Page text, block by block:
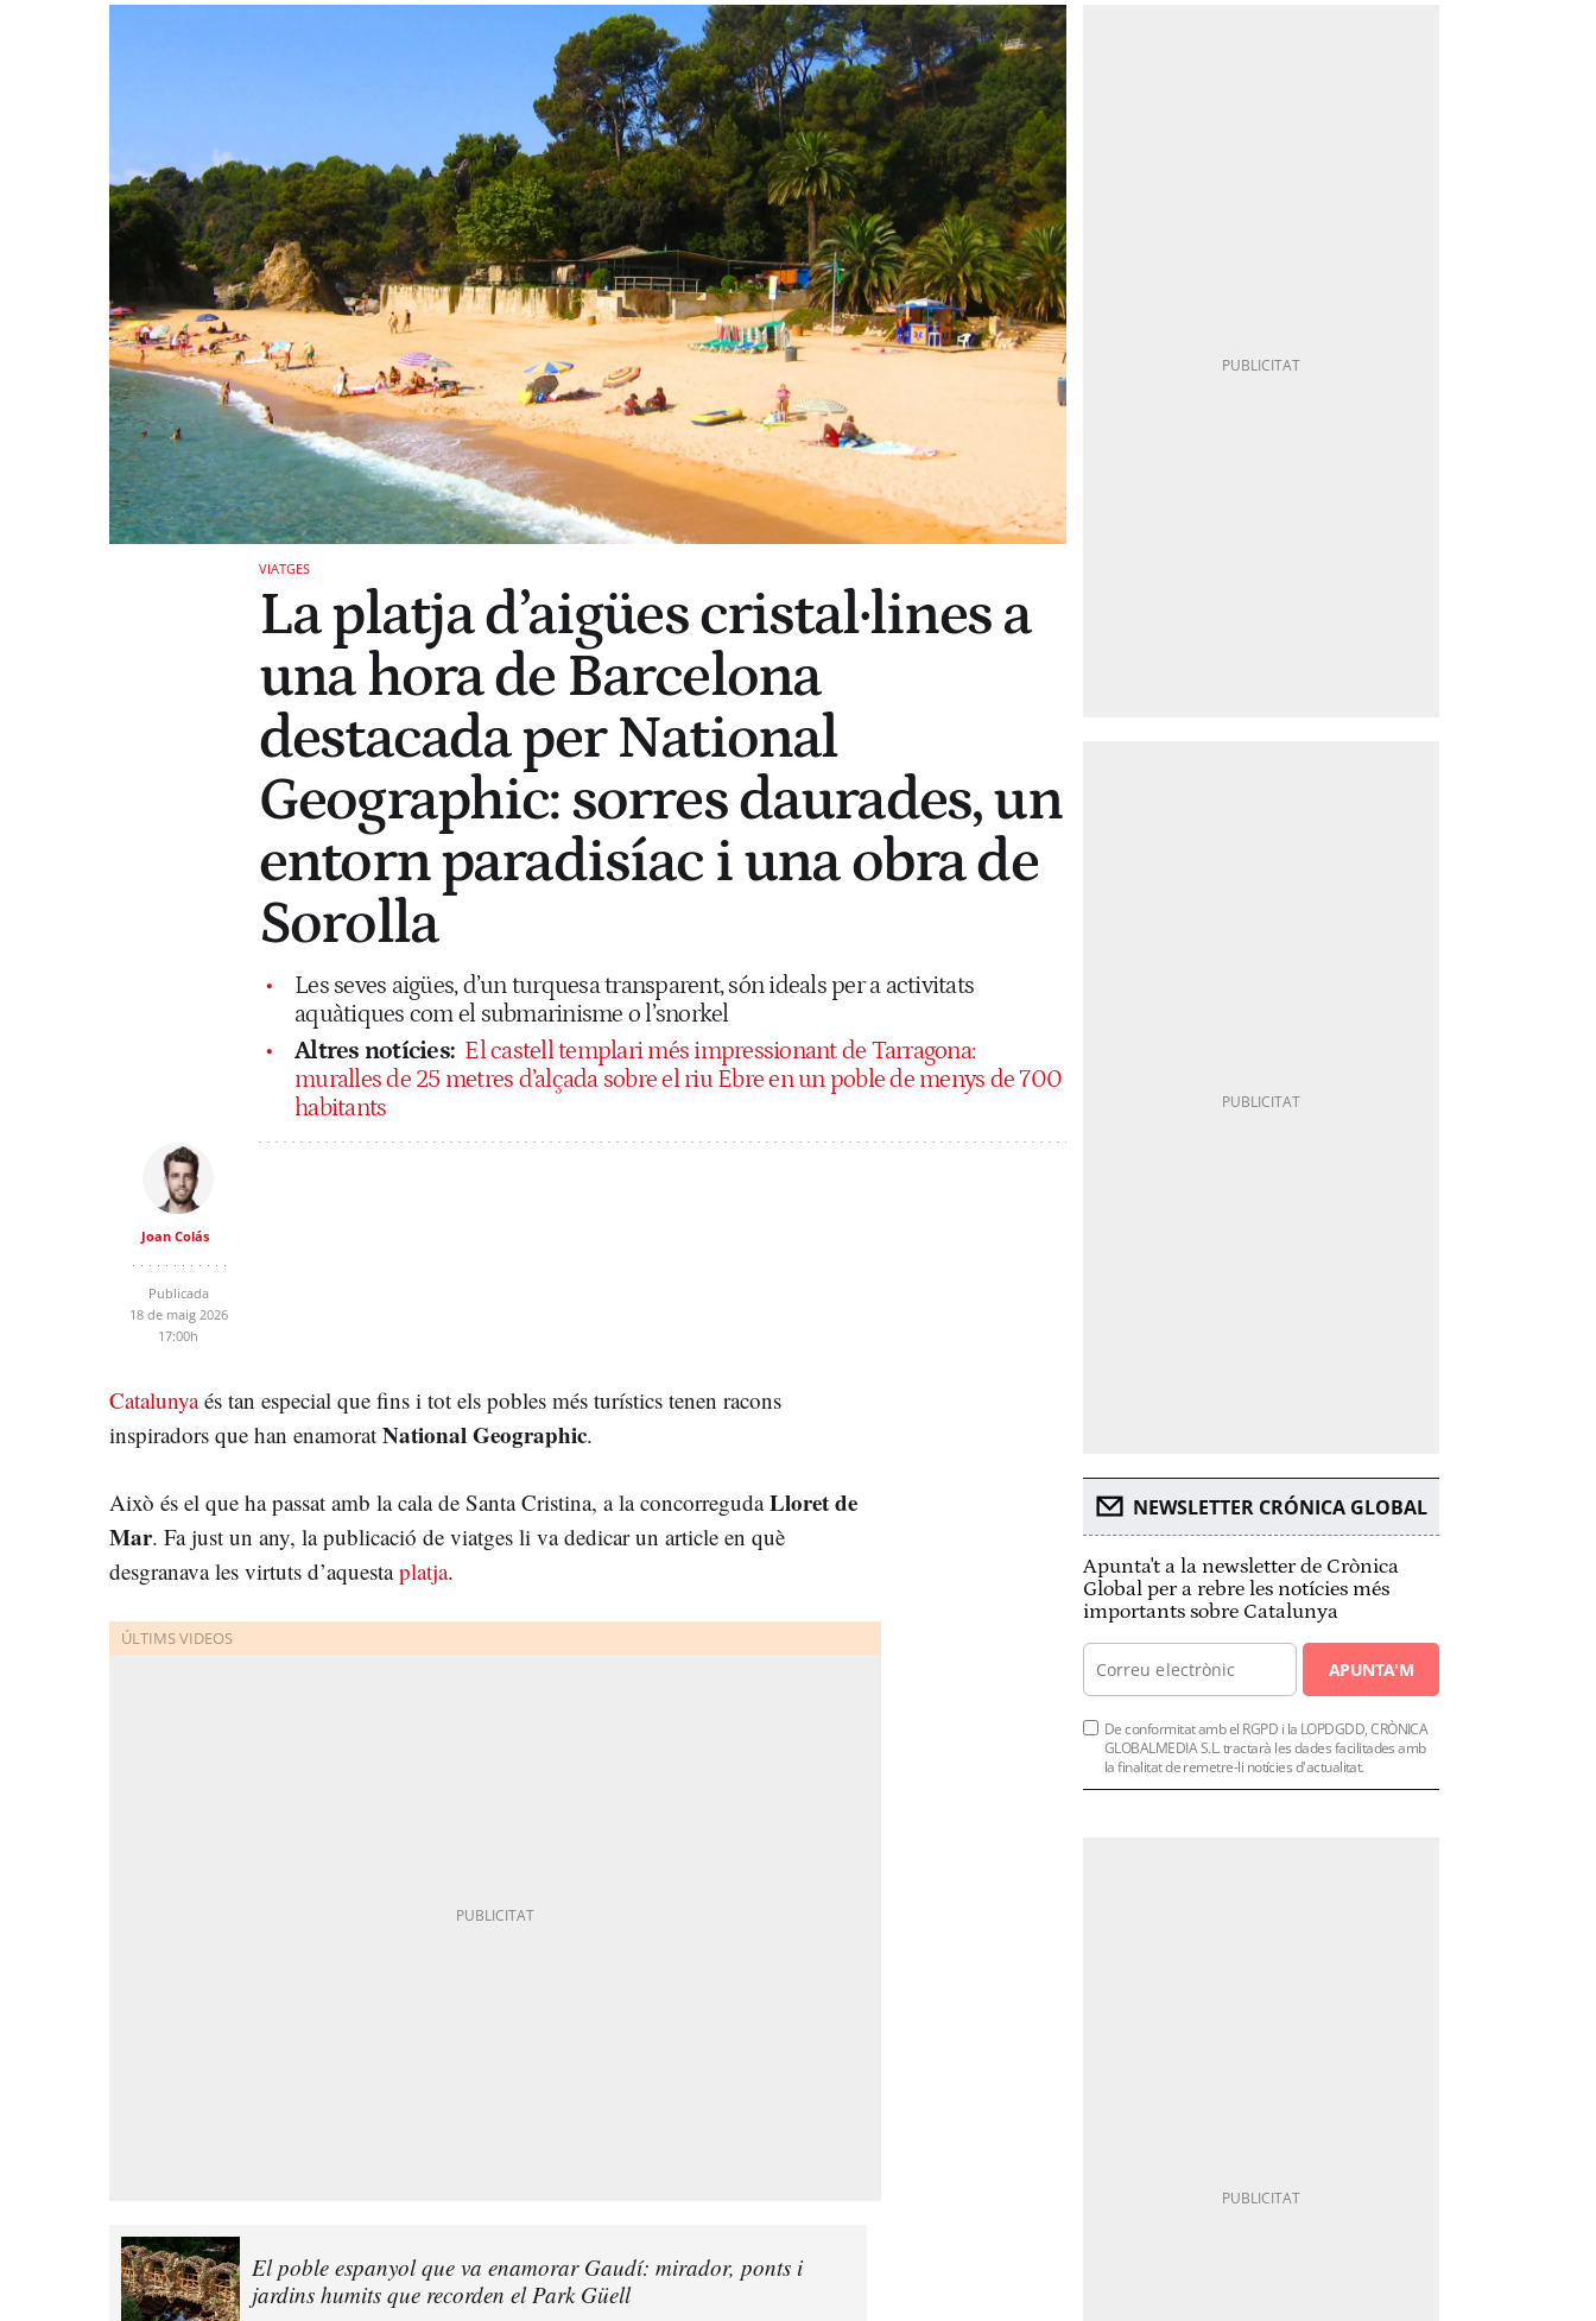
VIATGES
La platja d’aigües cristal·lines a
una hora de Barcelona
destacada per National
Geographic: sorres daurades, un
entorn paradisíac i una obra de
Sorolla
Les seves aigües, d’un turquesa transparent, són ideals per a activitats
aquàtiques com el submarinisme o l’snorkel
Altres notícies: El castell templari més impressionant de Tarragona:
muralles de 25 metres d’alçada sobre el riu Ebre en un poble de menys de 700
habitants
Joan Colás
Publicada
18 de maig 2026
17:00h
Catalunyaés tan especial que fins i tot els pobles més turístics tenen racons
inspiradors que han enamorat National Geographic.
Això és el que ha passat amb la cala de Santa Cristina, a la concorregudaLloret de
Mar. Fa just un any, la publicació de viatges li va dedicar un article en què
desgranava les virtuts d’aquestaplatja.
El poble espanyol que va enamorar Gaudí: mirador, ponts i
jardins humits que recorden el Park Güell
NEWSLETTER CRÓNICA GLOBAL
Apunta't a la newsletter de Crònica
Global per a rebre les notícies més
importants sobre Catalunya
APUNTA'M
De conformitat amb el RGPD i la LOPDGDD, CRÒNICA
GLOBALMEDIA S.L. tractarà les dades facilitades amb
la finalitat de remetre-li notícies d'actualitat.